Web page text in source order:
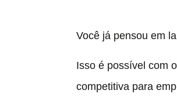
Você já pensou em
Isso é possível com
competitiva para